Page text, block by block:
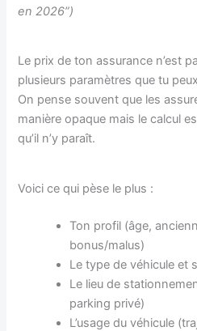
en 2026”)
Le prix de ton assurance n’est
plusieurs paramètres que tu
On pense souvent que les
manière opaque mais le calcul
qu’il n’y paraît.
Voici ce qui pèse le plus :
Ton profil (âge,
bonus/malus)
Le type de véhicule et
Le lieu de
parking privé)
L’usage du véhicule